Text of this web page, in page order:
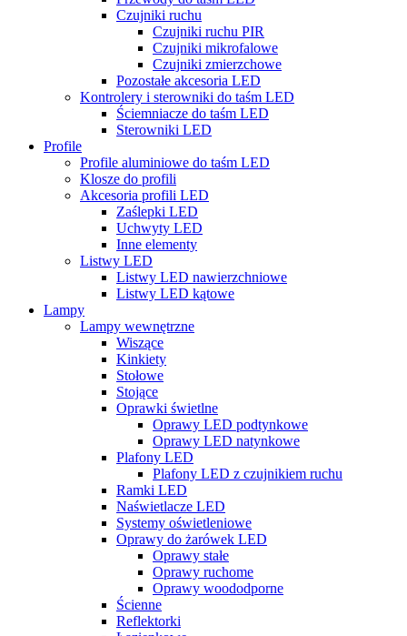
Czujniki ruchu
Czujniki ruchu PIR
Czujniki mikrofalowe
Czujniki zmierzchowe
Pozostałe akcesoria LED
Kontrolery i sterowniki do taśm LED
Ściemniacze do taśm LED
Sterowniki LED
Profile
Profile aluminiowe do taśm LED
Klosze do profili
Akcesoria profili LED
Zaślepki LED
Uchwyty LED
Inne elementy
Listwy LED
Listwy LED nawierzchniowe
Listwy LED kątowe
Lampy
Lampy wewnętrzne
Wiszące
Kinkiety
Stołowe
Stojące
Oprawki świetlne
Oprawy LED podtynkowe
Oprawy LED natynkowe
Plafony LED
Plafony LED z czujnikiem ruchu
Ramki LED
Naświetlacze LED
Systemy oświetleniowe
Oprawy do żarówek LED
Oprawy stałe
Oprawy ruchome
Oprawy woododporne
Ścienne
Reflektorki